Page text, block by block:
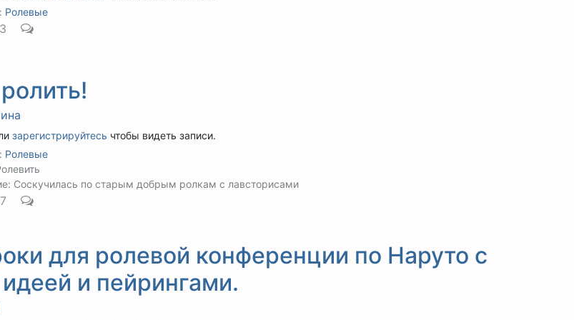
Ролевые
зарегистрируйтесь чтобы видеть записи.
Ролевые
Соскучилась по старым добрым ролкам с лавсторисами
для ролевой конференции по Наруто с
и пейрингами.